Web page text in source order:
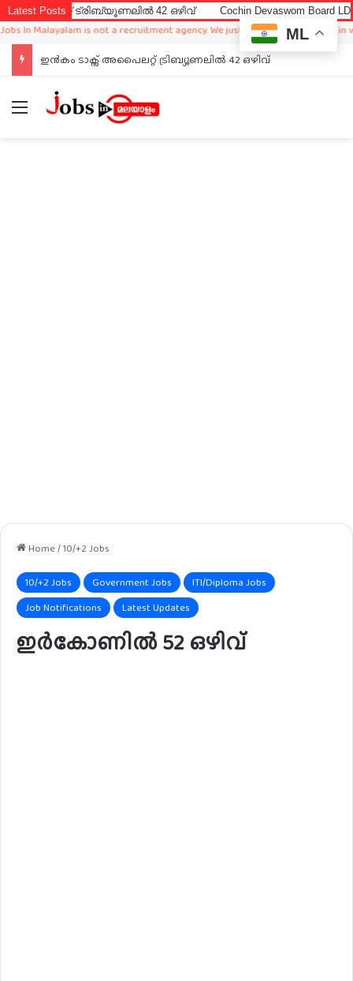
Latest Posts
ട്രിബ്യൂണലിൽ 42 ഒഴിവ് Cochin Devaswom Board LD Clerk
Malayalam is not a recruitment agency. We just sharing available job in
ഇൻകം ടാക്സ് അപൈലറ്റ് ട്രിബ്യൂണലിൽ 42 ഒഴിവ്
Menu
Home/10/+2 Jobs
10/+2 Jobs Government Jobs
ITI/Diploma Jobs
Job Notifications
Latest Updates
ഇർകോണിൽ 52 ഒഴിവ്
ML